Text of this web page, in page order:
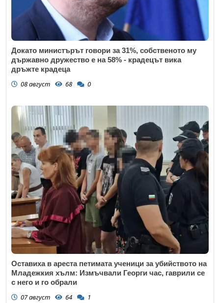
Докато министърът говори за 31%, собственото му
държавно дружество е на 58% - крадецът вика
дръжте крадеца
08 август 68 0
Оставиха в ареста петимата ученици за убийството на
Младежкия хълм: Измъчвали Георги час, гаврили се
с него и го обрали
07 август 64 1